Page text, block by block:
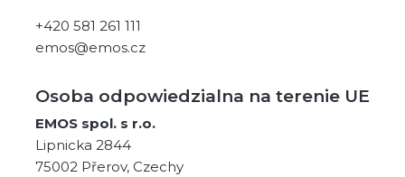
+420 581 261 111
emos@emos.cz
Osoba odpowiedzialna na terenie UE
EMOS spol. s r.o.
Lipnicka 2844
75002 Přerov, Czechy